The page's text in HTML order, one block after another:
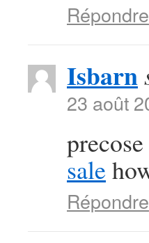
Répondre
Isbarn
23 août
sale
Répondre